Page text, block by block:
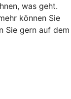
was geht.
können Sie
Sie gern auf dem